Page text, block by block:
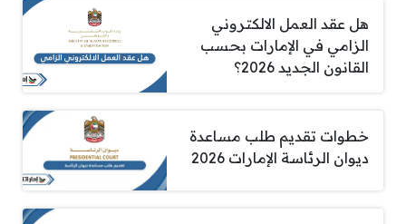
هل عقد العمل الالكتروني
الزامي في الإمارات بحسب
القانون الجديد 2026؟
خطوات تقديم طلب مساعدة
ديوان الرئاسة الإمارات 2026